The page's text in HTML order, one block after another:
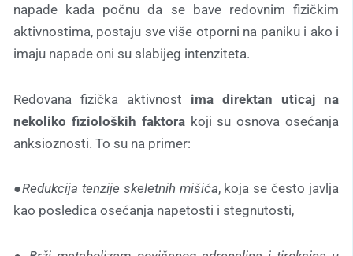
napade kada počnu da se bave redovnim fizičkim
aktivnostima, postaju sve više otporni na paniku i ako i
imaju napade oni su slabijeg intenziteta.
Redovana fizička aktivnost ima direktan uticaj na
nekoliko fizioloških faktorakoji su osnova osećanja
anksioznosti. To su na primer:
●Redukcija tenzije skeletnih mišića, koja se često javlja
kao posledica osećanja napetosti i stegnutosti,